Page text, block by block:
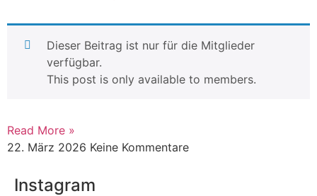
Dieser Beitrag ist nur für die Mitglieder
verfügbar.
This post is only available to members.
Read More »
22. März 2026 Keine Kommentare
Instagram